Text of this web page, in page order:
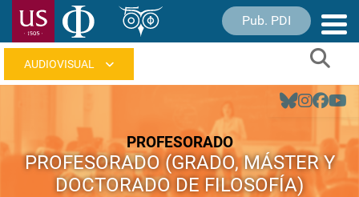
Pasar
Pub. PDI
principal
PROFESORADO
PROFESORADO (GRADO, MÁSTER Y
DOCTORADO DE FILOSOFÍA)